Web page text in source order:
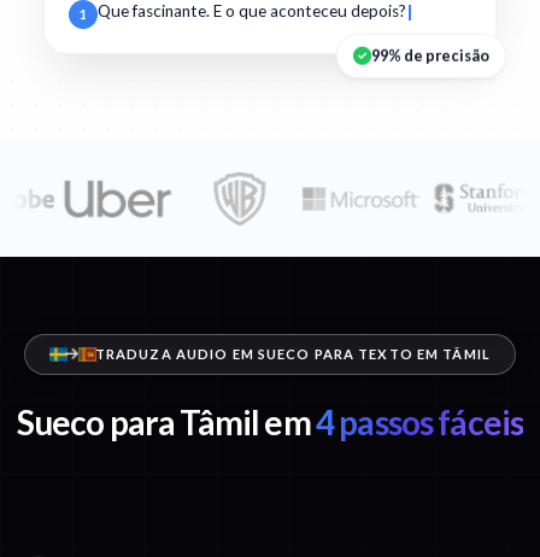
1 Que fascinante. E o que aconteceu depois?
99% de precisão
TRADUZA AUDIO EM SUECO PARA TEXTO EM TÂMIL
Sueco para Tâmil em4 passos fáceis